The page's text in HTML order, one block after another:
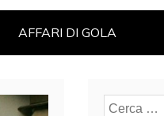
AFFARI DI GOLA
Ricerca